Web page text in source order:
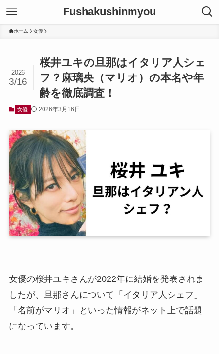
Fushakushinmyou
ホーム 女優
桜井ユキの旦那はイタリア人シェ
フ？麻璃央（マリオ）の本名や年
齢を徹底調査！
2026
3/16
女優 2026年3月16日
女優の桜井ユキさんが2022年に結婚を発表されま
したが、旦那さんについて「イタリア人シェフ」
「名前がマリオ」といった情報がネット上で話題
になっています。